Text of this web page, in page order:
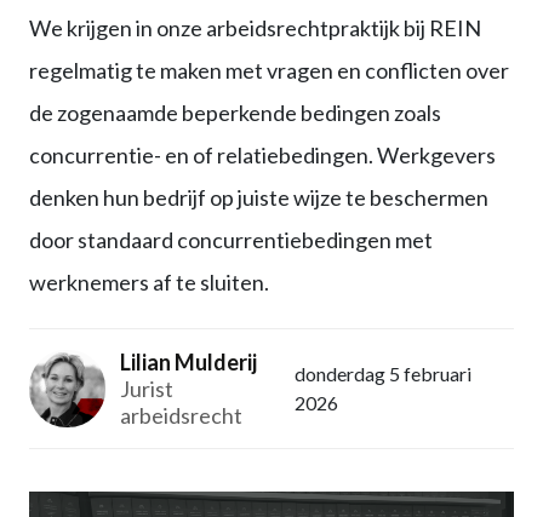
We krijgen in onze arbeidsrechtpraktijk bij REIN
regelmatig te maken met vragen en conflicten over
de zogenaamde beperkende bedingen zoals
concurrentie- en of relatiebedingen. Werkgevers
denken hun bedrijf op juiste wijze te beschermen
door standaard concurrentiebedingen met
werknemers af te sluiten.
Lilian Mulderij
Jurist
arbeidsrecht
donderdag 5 februari
2026